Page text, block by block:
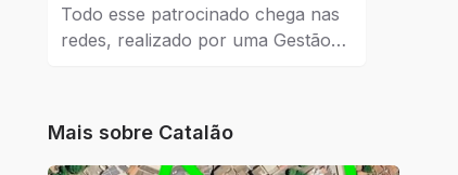
Todo esse patrocinado chega nas
redes, realizado por uma Gestão
também no marketing.
Mais sobre Catalão